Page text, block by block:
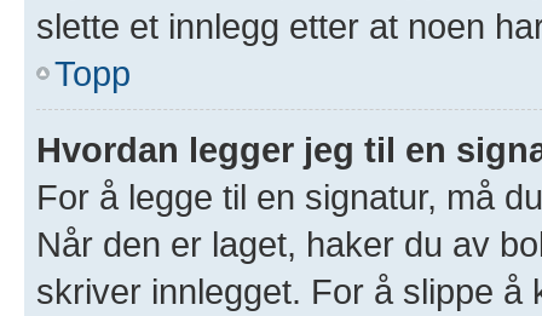
slette et innlegg etter at noen
Topp
Hvordan legger jeg til en
For å legge til en signatur, må
Når den er laget, haker du av
skriver innlegget. For å slippe